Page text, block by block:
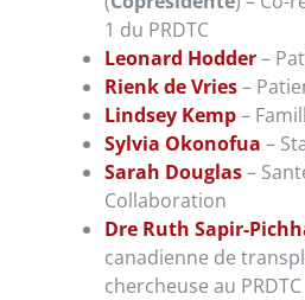
1 du PRDTC
Leonard Hodder–
Rienk de Vries–
Lindsey Kemp–
Sylvia Okonofua –
Sarah Douglas–
Collaboration
Dre Ruth Sapir-
canadienne de
chercheuse au PRDTC